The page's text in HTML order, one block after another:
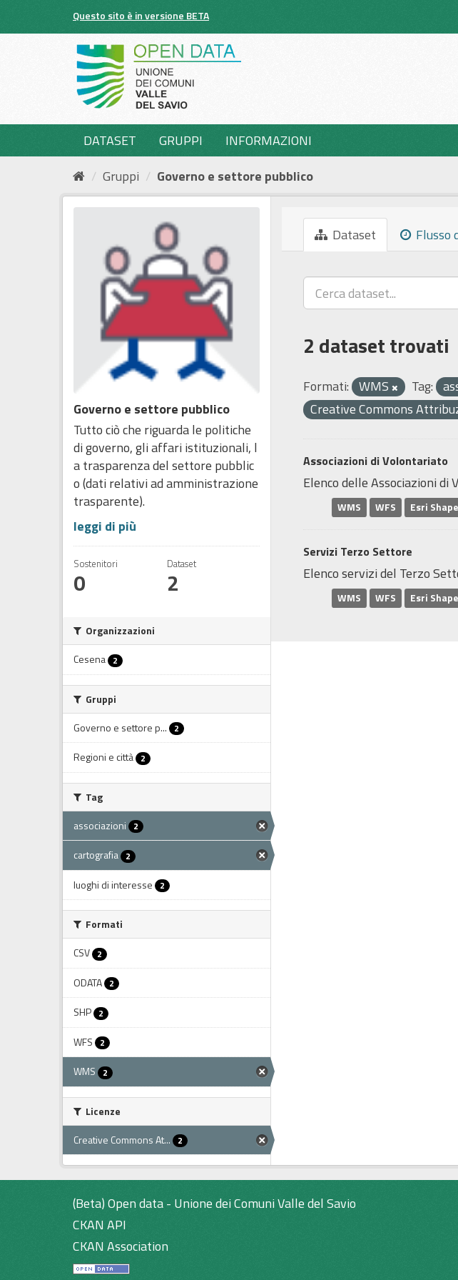
Questo sito è in versione BETA
DATASET GRUPPI
INFORMAZIONI
Gruppi
Governo e settore pubblico
Governo e settore pubblico
Tutto ciò che riguarda le politiche
di governo, gli affari istituzionali, l
a trasparenza del settore pubblic
o (dati relativi ad amministrazione
trasparente).
leggi di più
Sostenitori
0
Dataset
2
Organizzazioni
Cesena 2
Gruppi
Governo e settore p...
2
Regioni e città 2
Tag
associazioni
2
cartografia 2
luoghi di interesse 2
Formati
CSV 2
ODATA 2
SHP 2
WFS 2
WMS 2
Licenze
Creative Commons At...
2
Dataset Flusso
2 dataset trovati
Formati: WMS Tag:
Creative Commons
Associazioni di Volontariato
Elenco delle Associazioni
WMS WFS Esri Shape
Servizi Terzo Settore
Elenco servizi del Terzo
WMS WFS Esri Shape
(Beta) Open data - Unione dei Comuni Valle del Savio
CKAN API
CKAN Association